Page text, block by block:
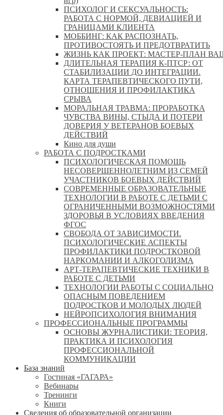
ПСИХОЛОГ И СЕКСУАЛЬНОСТЬ:
РАБОТА С НОРМОЙ, ДЕВИАЦИЕЙ И
ГРАНИЦАМИ КЛИЕНТА
МОББИНГ: КАК РАСПОЗНАТЬ,
ПРОТИВОСТОЯТЬ И ПРЕДОТВРАТИТЬ
ЖИЗНЬ КАК ПРОЕКТ: МАСТЕР‑ПЛАН
ДЛИТЕЛЬНАЯ ТЕРАПИЯ К-ПТСР: ОТ
СТАБИЛИЗАЦИИ ДО ИНТЕГРАЦИИ.
КАРТА ТЕРАПЕВТИЧЕСКОГО ПУТИ,
ОТНОШЕНИЯ И ПРОФИЛАКТИКА
СРЫВА
МОРАЛЬНАЯ ТРАВМА: ПРОРАБОТКА
ЧУВСТВА ВИНЫ, СТЫДА И ПОТЕРИ
ДОВЕРИЯ У ВЕТЕРАНОВ БОЕВЫХ
ДЕЙСТВИЙ
Кино для души
РАБОТА С ПОДРОСТКАМИ
ПСИХОЛОГИЧЕСКАЯ ПОМОЩЬ
НЕСОВЕРШЕННОЛЕТНИМ ИЗ СЕМЕЙ
УЧАСТНИКОВ БОЕВЫХ ДЕЙСТВИЙ
СОВРЕМЕННЫЕ ОБРАЗОВАТЕЛЬНЫЕ
ТЕХНОЛОГИИ В РАБОТЕ С ДЕТЬМИ С
ОГРАНИЧЕННЫМИ ВОЗМОЖНОСТЯМИ
ЗДОРОВЬЯ В УСЛОВИЯХ ВВЕДЕНИЯ
ФГОС
СВОБОДА ОТ ЗАВИСИМОСТИ.
ПСИХОЛОГИЧЕСКИЕ АСПЕКТЫ
ПРОФИЛАКТИКИ ПОДРОСТКОВОЙ
НАРКОМАНИИ И АЛКОГОЛИЗМА
АРТ-ТЕРАПЕВТИЧЕСКИЕ ТЕХНИКИ В
РАБОТЕ С ДЕТЬМИ
ТЕХНОЛОГИИ РАБОТЫ С СОЦИАЛЬНО
ОПАСНЫМ ПОВЕДЕНИЕМ
ПОДРОСТКОВ И МОЛОДЫХ ЛЮДЕЙ
НЕЙРОПСИХОЛОГИЯ ВНИМАНИЯ
ПРОФЕССИОНАЛЬНЫЕ ПРОГРАММЫ
ОСНОВЫ ЖУРНАЛИСТИКИ: ТЕОРИЯ,
ПРАКТИКА И ПСИХОЛОГИЯ
ПРОФЕССИОНАЛЬНОЙ
КОММУНИКАЦИИ
База знаний
Гостиная «ГАГАРА»
Вебинары
Тренинги
Книги
Сведения об образовательной организации